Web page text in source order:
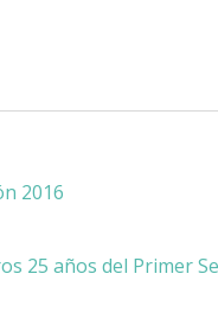
2016
25 años del Primer